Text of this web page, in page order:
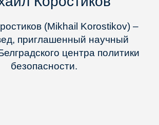
(Mikhail Korostikov) –
приглашенный научный
центра политики
безопасности.